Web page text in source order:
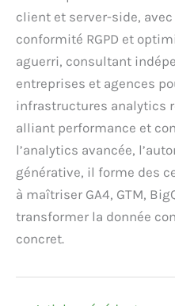
client et server-side,
conformité RGPD et
aguerri, consultant
entreprises et agences
infrastructures analytics
alliant performance et
l’analytics avancée,
générative, il forme des
à maîtriser GA4, GTM,
transformer la donnée
concret.